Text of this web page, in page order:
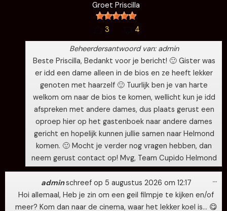
Groet Priscilla
3
4
Beheerdersantwoord van: admin
Beste Priscilla, Bedankt voor je bericht! 🙂 Gister was
er idd een dame alleen in de bios en ze heeft lekker
genoten met haarzelf 🙂 Tuurlijk ben je van harte
welkom om naar de bios te komen, wellicht kun je idd
afspreken met andere dames, dus plaats gerust een
oproep hier op het gastenboek naar andere dames
gericht en hopelijk kunnen jullie samen naar Helmond
komen. 🙂 Mocht je verder nog vragen hebben, dan
neem gerust contact op! Mvg, Team Cupido Helmond
adminschreef op 5 augustus 2026 om 12:17
Hoi allemaal, Heb je zin om een geil filmpje te kijken en/of
meer? Kom dan naar de cinema, waar het lekker koel is… 😋
…